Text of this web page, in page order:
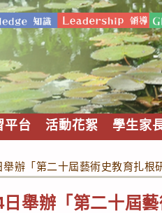
平台 活動花絮 學生家
辦「第二十屆藝術史教育扎根
舉辦「第二十屆